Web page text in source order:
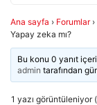
Ana sayfa › Forumlar ›
Yapay zeka mı?
Bu konu 0 yanıt
admin tarafından
1 yazı görüntüleniyor